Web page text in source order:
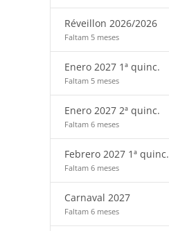
Réveillon 2026/2026
Faltam 5 meses
Enero 2027 1ª quinc.
Faltam 5 meses
Enero 2027 2ª quinc.
Faltam 6 meses
Febrero 2027 1ª quinc.
Faltam 6 meses
Carnaval 2027
Faltam 6 meses